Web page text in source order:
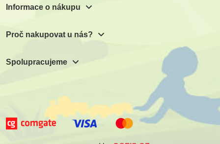
Informace o nákupu
Proč nakupovat u nás?
Spolupracujeme